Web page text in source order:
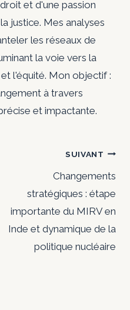
et d'une passion
justice. Mes analyses
les réseaux de
la voie vers la
l'équité. Mon objectif :
à travers
et impactante.
SUIVANT
Changements
stratégiques : étape
importante du MIRV en
Inde et dynamique de la
politique nucléaire